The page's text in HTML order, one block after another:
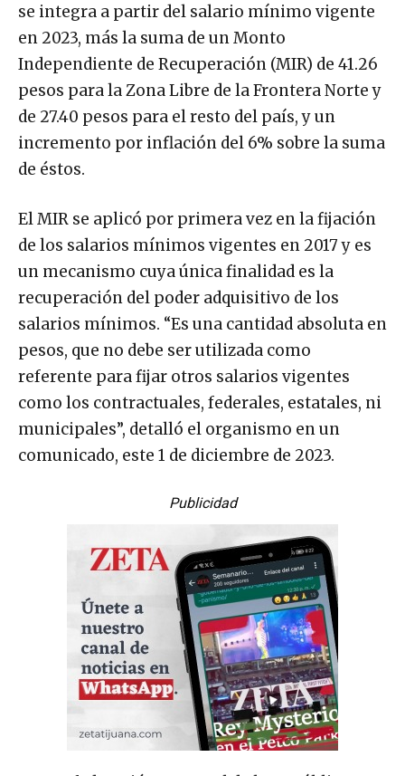
se integra a partir del salario mínimo vigente
en 2023, más la suma de un Monto
Independiente de Recuperación (MIR) de 41.26
pesos para la Zona Libre de la Frontera Norte y
de 27.40 pesos para el resto del país, y un
incremento por inflación del 6% sobre la suma
de éstos.
El MIR se aplicó por primera vez en la fijación
de los salarios mínimos vigentes en 2017 y es
un mecanismo cuya única finalidad es la
recuperación del poder adquisitivo de los
salarios mínimos. “Es una cantidad absoluta en
pesos, que no debe ser utilizada como
referente para fijar otros salarios vigentes
como los contractuales, federales, estatales, ni
municipales”, detalló el organismo en un
comunicado, este 1 de diciembre de 2023.
Publicidad